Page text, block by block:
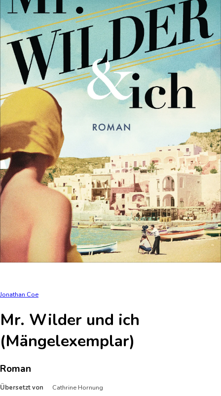
Jonathan Coe
Mr. Wilder und ich
(Mängelexemplar)
Roman
Übersetzt von Cathrine Hornung